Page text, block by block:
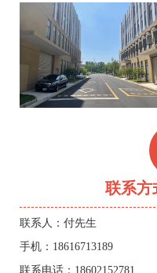
联系方
联系人：付先生
手机：18616713189
联系电话：18602152781